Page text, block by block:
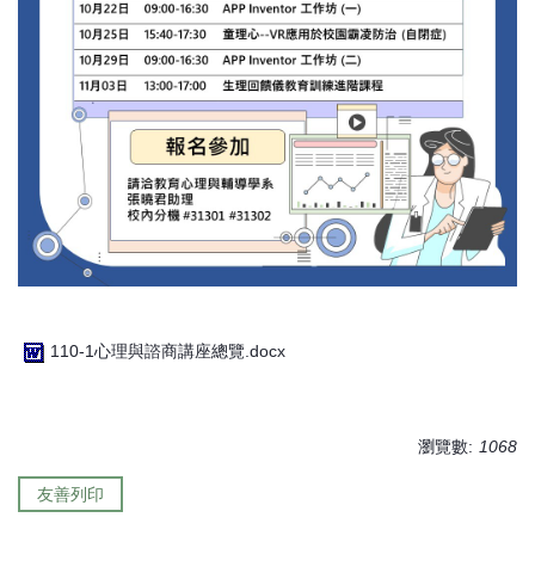
110-1心理與諮商講座總覽.docx
瀏覽數: 1068
友善列印